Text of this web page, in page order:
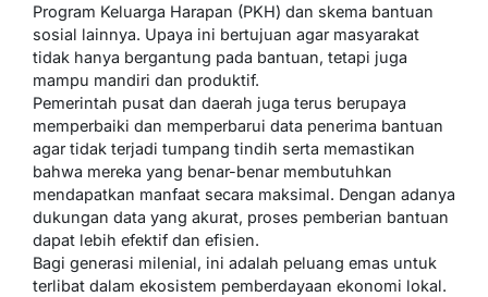
Program Keluarga Harapan (PKH) dan skema bantuan
sosial lainnya. Upaya ini bertujuan agar masyarakat
tidak hanya bergantung pada bantuan, tetapi juga
mampu mandiri dan produktif.
Pemerintah pusat dan daerah juga terus berupaya
memperbaiki dan memperbarui data penerima bantuan
agar tidak terjadi tumpang tindih serta memastikan
bahwa mereka yang benar-benar membutuhkan
mendapatkan manfaat secara maksimal. Dengan adanya
dukungan data yang akurat, proses pemberian bantuan
dapat lebih efektif dan efisien.
Bagi generasi milenial, ini adalah peluang emas untuk
terlibat dalam ekosistem pemberdayaan ekonomi lokal.